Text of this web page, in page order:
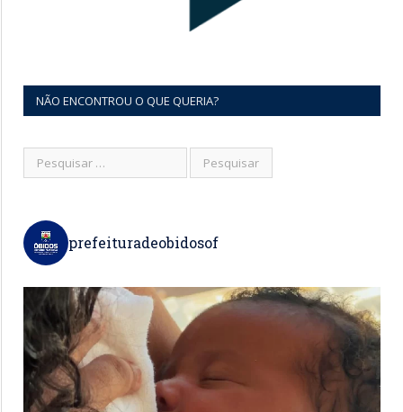
NÃO ENCONTROU O QUE QUERIA?
prefeituradeobidosof